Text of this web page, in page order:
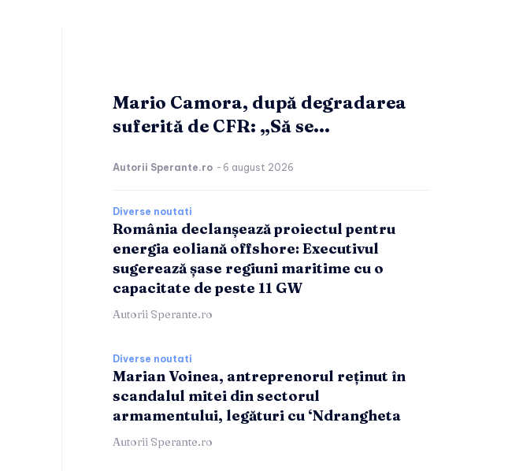
Mario Camora, după degradarea
suferită de CFR: „Să se...
Autorii Sperante.ro - 6 august 2026
Diverse noutati
România declanșează proiectul pentru
energia eoliană offshore: Executivul
sugerează șase regiuni maritime cu o
capacitate de peste 11 GW
Autorii Sperante.ro
Diverse noutati
Marian Voinea, antreprenorul reținut în
scandalul mitei din sectorul
armamentului, legături cu ‘Ndrangheta
Autorii Sperante.ro